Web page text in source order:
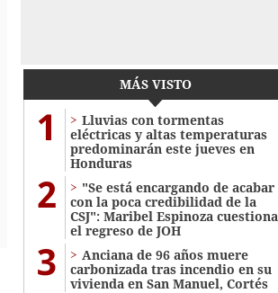
MÁS VISTO
1
Lluvias con tormentas
eléctricas y altas temperaturas
predominarán este jueves en
Honduras
2
"Se está encargando de acabar
con la poca credibilidad de la
CSJ": Maribel Espinoza cuestiona
el regreso de JOH
3
Anciana de 96 años muere
carbonizada tras incendio en su
vivienda en San Manuel, Cortés